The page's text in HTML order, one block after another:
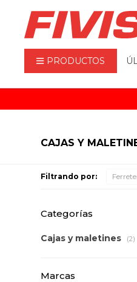
PRODUCTOS
CAJAS Y
Filtrando por:
Categorías
Cajas y maletines (2)
Marcas